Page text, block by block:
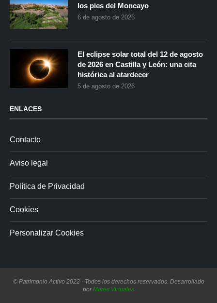
los pies del Moncayo
6 de agosto de 2026
El eclipse solar total del 12 de agosto
de 2026 en Castilla y León: una cita
histórica al atardecer
5 de agosto de 2026
ENLACES
Contacto
Aviso legal
Política de Privacidad
Cookies
Personalizar Cookies
© Patrimonio Activo 2022 - Todos los derechos reservados. Desarrollado
porMares Virtuales